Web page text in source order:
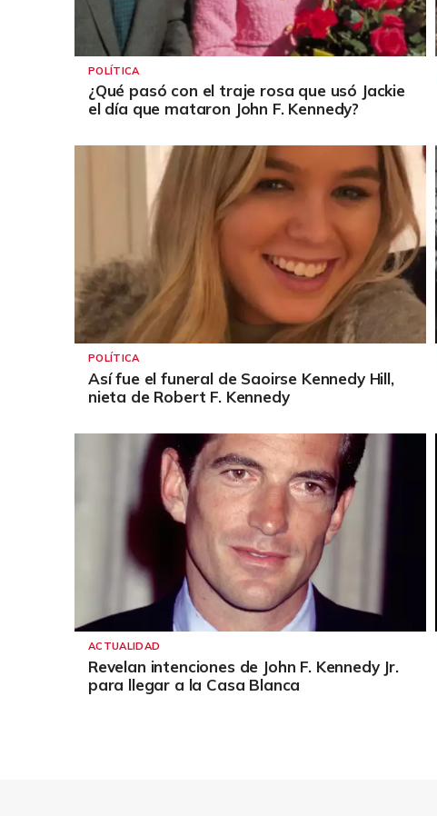
POLÍTICA
¿Qué pasó con el traje rosa que usó Jackie
el día que mataron John F. Kennedy?
POLÍTICA
Así fue el funeral de Saoirse Kennedy Hill,
nieta de Robert F. Kennedy
ACTUALIDAD
Revelan intenciones de John F. Kennedy Jr.
para llegar a la Casa Blanca